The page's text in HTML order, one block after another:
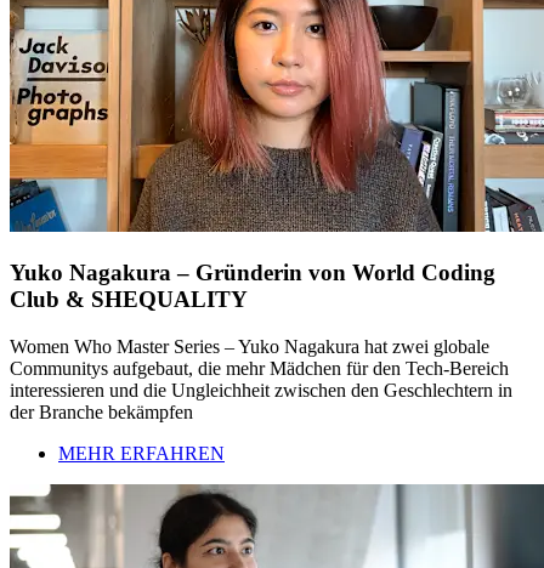
Yuko Nagakura – Gründerin von World Coding
Club & SHEQUALITY
Women Who Master Series – Yuko Nagakura hat zwei globale
Communitys aufgebaut, die mehr Mädchen für den Tech-Bereich
interessieren und die Ungleichheit zwischen den Geschlechtern in
der Branche bekämpfen
MEHR ERFAHREN